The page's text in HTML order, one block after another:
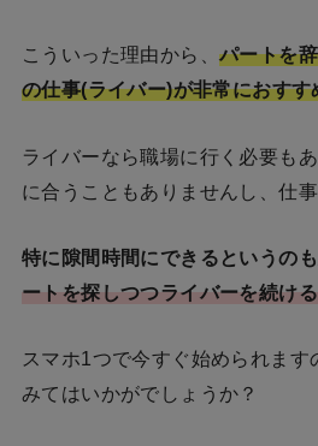
こういった理由から、パートを
の仕事(ライバー)が非常におすす
ライバーなら職場に行く必要も
に合うこともありませんし、仕
特に隙間時間にできるというのも
ートを探しつつライバーを続け
スマホ1つで今すぐ始められます
みてはいかがでしょうか？